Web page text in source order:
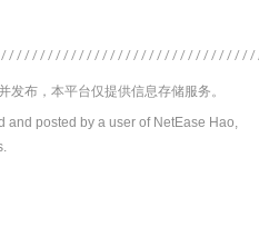
发布，本平台仅提供信息存储服务。
and posted by a user of NetEase Hao,